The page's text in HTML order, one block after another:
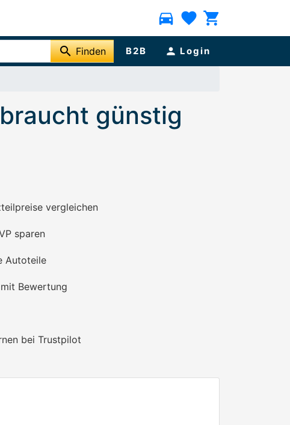
directions_car favorite shopping_cart
search Finden B2B person Login
günstig
vergleichen
sparen
Autoteile
Bewertung
bei Trustpilot